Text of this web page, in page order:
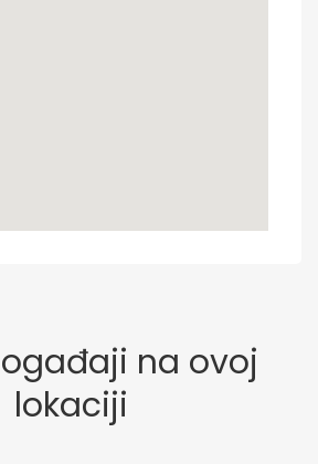
na ovoj
lokaciji